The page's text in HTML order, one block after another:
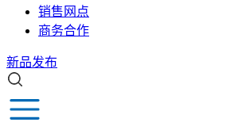
销售网点
商务合作
新品发布